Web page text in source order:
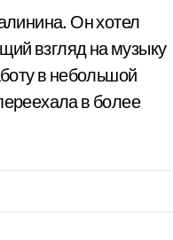
Он хотел
взгляд на музыку
в небольшой
в более